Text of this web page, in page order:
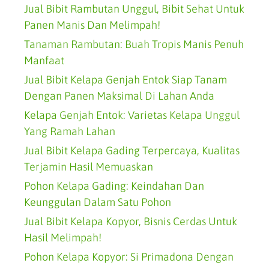
Jual Bibit Rambutan Unggul, Bibit Sehat Untuk
Panen Manis Dan Melimpah!
Tanaman Rambutan: Buah Tropis Manis Penuh
Manfaat
Jual Bibit Kelapa Genjah Entok Siap Tanam
Dengan Panen Maksimal Di Lahan Anda
Kelapa Genjah Entok: Varietas Kelapa Unggul
Yang Ramah Lahan
Jual Bibit Kelapa Gading Terpercaya, Kualitas
Terjamin Hasil Memuaskan
Pohon Kelapa Gading: Keindahan Dan
Keunggulan Dalam Satu Pohon
Jual Bibit Kelapa Kopyor, Bisnis Cerdas Untuk
Hasil Melimpah!
Pohon Kelapa Kopyor: Si Primadona Dengan